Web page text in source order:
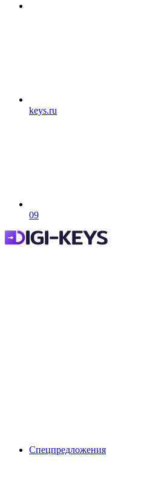
keys.ru
09
Спецпредложения